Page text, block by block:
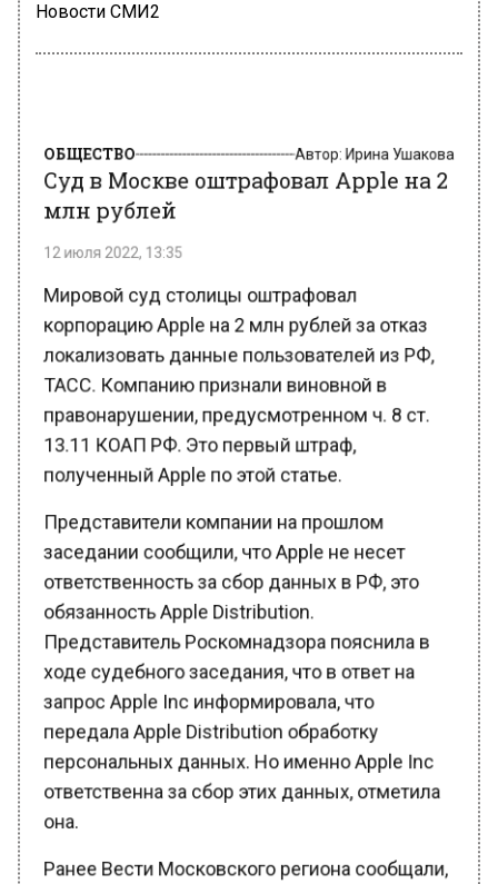
Новости СМИ2
Суд в Москве оштрафовал Apple на 2
млн рублей
корпорацию Apple на 2 млн рублей за отказ
локализовать данные пользователей из РФ,
ТАСС. Компанию признали виновной в
правонарушении, предусмотренном ч. 8 ст.
13.11 КОАП РФ. Это первый штраф,
полученный Apple по этой статье.
Представители компании на прошлом
заседании сообщили, что Apple не несет
ответственность за сбор данных в РФ, это
обязанность Apple Distribution.
Представитель Роскомнадзора пояснила в
ходе судебного заседания, что в ответ на
запрос Apple Inc информировала, что
передала Apple Distribution обработку
персональных данных. Но именно Apple Inc
ответственна за сбор этих данных, отметила
она.
Ранее Вести Московского региона сообщали,